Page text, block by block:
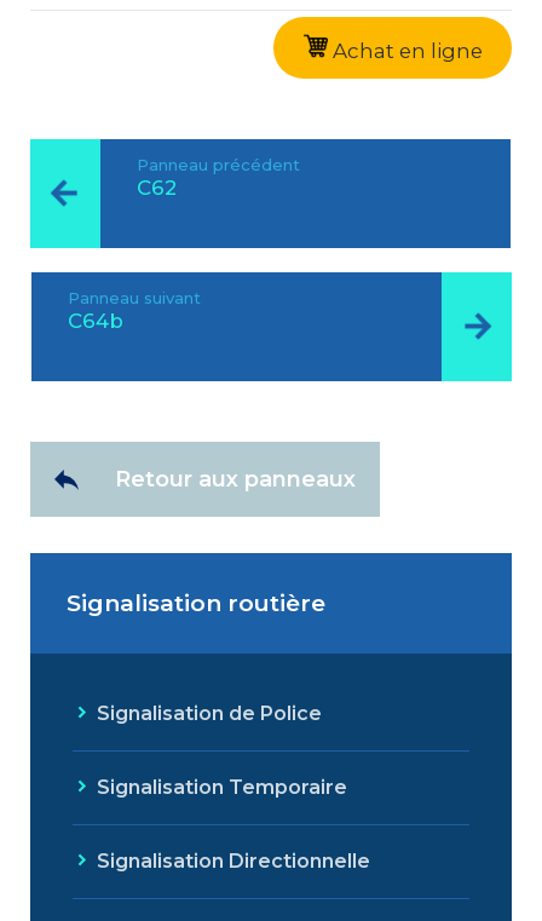
Achat en ligne
Panneau précédent
C62
Panneau suivant
C64b
Retour aux panneaux
Signalisation routière
Signalisation de Police
Signalisation Temporaire
Signalisation Directionnelle